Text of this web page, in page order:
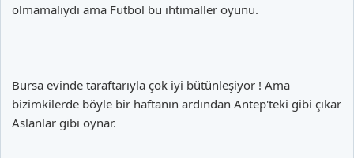
olmamalıydı ama Futbol bu ihtimaller oyunu.
Bursa evinde taraftarıyla çok iyi bütünleşiyor ! Ama
bizimkilerde böyle bir haftanın ardından Antep'teki gibi çıkar
Aslanlar gibi oynar.